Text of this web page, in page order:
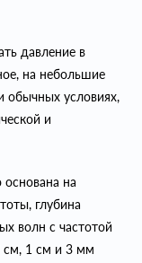
давление в
на небольшие
обычных условиях,
и
основана на
глубина
волн с частотой
см, 1 см и 3 мм